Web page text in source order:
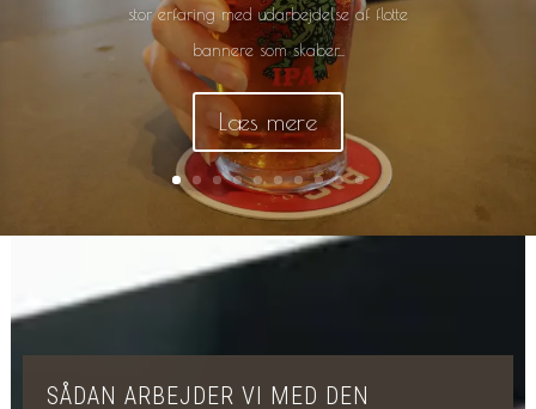
stor erfaring med udarbejdelse af flotte
bannere som skaber...
Læs mere
SÅDAN ARBEJDER VI MED DEN